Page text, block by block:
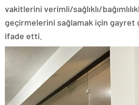
vakitlerini verimli/sağlıklı/
geçirmelerini sağlamak için
ifade etti.